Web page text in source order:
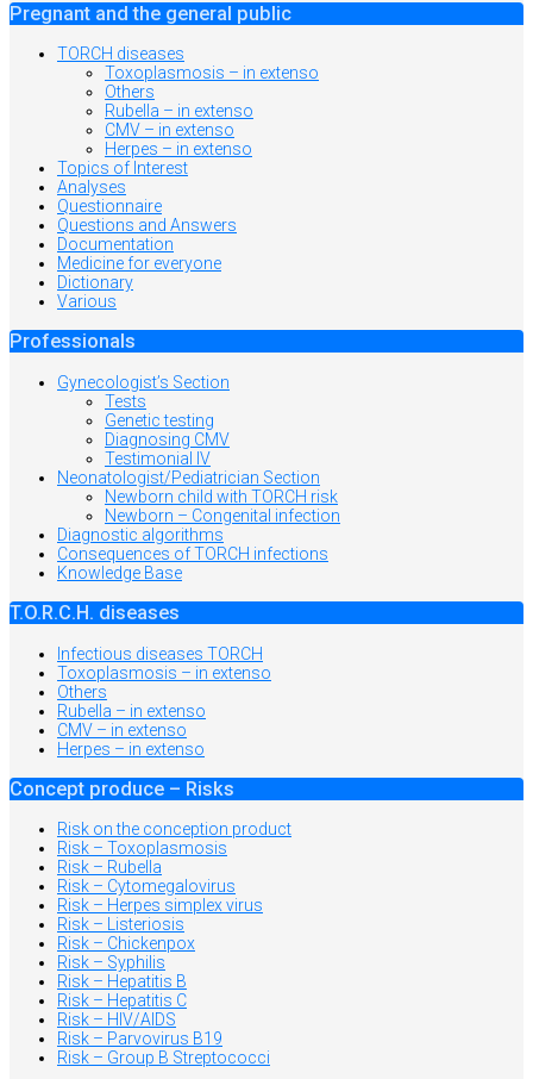
articole
Pregnant and the general public
TORCH diseases
Toxoplasmosis – in extenso
Others
Rubella – in extenso
CMV – in extenso
Herpes – in extenso
Topics of Interest
Analyses
Questionnaire
Questions and Answers
Documentation
Medicine for everyone
Dictionary
Various
Professionals
Gynecologist’s Section
Tests
Genetic testing
Diagnosing CMV
Testimonial IV
Neonatologist/Pediatrician Section
Newborn child with TORCH risk
Newborn – Congenital infection
Diagnostic algorithms
Consequences of TORCH infections
Knowledge Base
T.O.R.C.H. diseases
Infectious diseases TORCH
Toxoplasmosis – in extenso
Others
Rubella – in extenso
CMV – in extenso
Herpes – in extenso
Concept produce – Risks
Risk on the conception product
Risk – Toxoplasmosis
Risk – Rubella
Risk – Cytomegalovirus
Risk – Herpes simplex virus
Risk – Listeriosis
Risk – Chickenpox
Risk – Syphilis
Risk – Hepatitis B
Risk – Hepatitis C
Risk – HIV/AIDS
Risk – Parvovirus B19
Risk – Group B Streptococci